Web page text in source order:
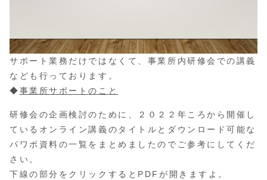
サポート業務だけではなくて、事業所内研修会での講義
なども行っております。
◆事業所サポートのこと
研修会の企画検討のために、２０２２年ころから開催し
ているオンライン講義のタイトルとダウンロード可能な
パワポ資料の一覧をまとめましたのでご参考にしてくだ
さい。
下線の部分をクリックするとPDFが開きますよ。